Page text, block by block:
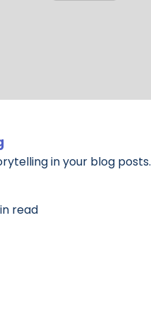
in your blog posts.
read